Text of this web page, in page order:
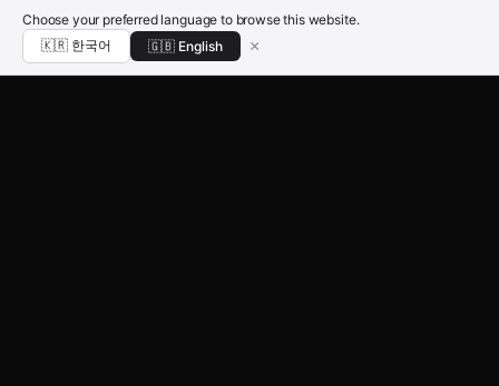
Choose your preferred language to browse this website.
🇰🇷 한국어
🇬🇧 English ×
DEEP MOVEMENT